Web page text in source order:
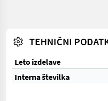
TEHNIČNI
Leto izdelave
Interna številka